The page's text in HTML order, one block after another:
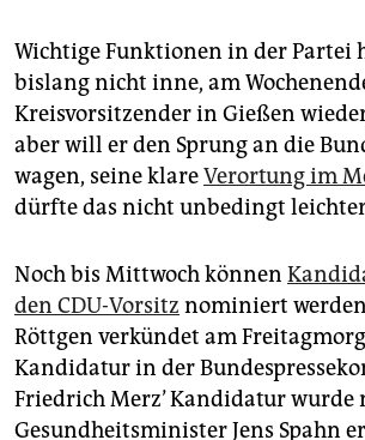
Wichtige Funktionen in der Partei
bislang nicht inne, am
Kreisvorsitzender in Gießen
aber will er den Sprung an die
wagen, seine klareVerortung im
dürfte das nicht unbedingt
Noch bis Mittwoch können
den CDU-Vorsitz nominiert
Röttgen verkündet am
Kandidatur in der
Friedrich Merz’ Kandidatur wurde
Gesundheitsminister Jens Spahn